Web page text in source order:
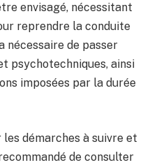
envisagé, nécessitant
reprendre la conduite
nécessaire de passer
psychotechniques, ainsi
imposées par la durée
démarches à suivre et
de consulter